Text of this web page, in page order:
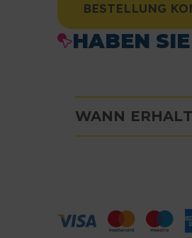
BESTELLUNG
HABEN
WANN